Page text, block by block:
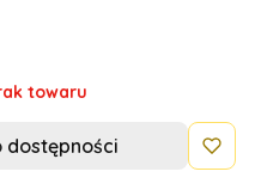
towaru
dostępności